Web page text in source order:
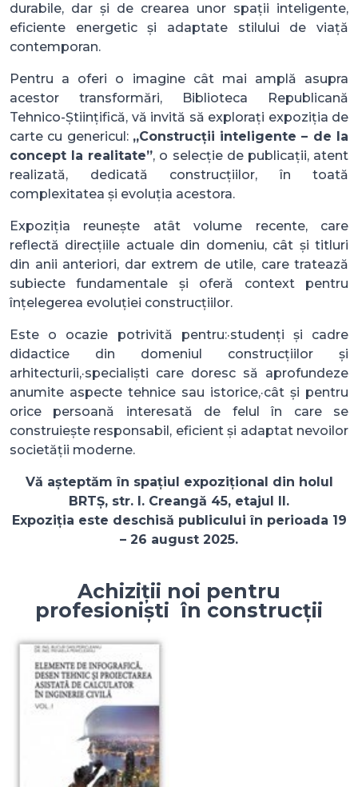
durabile, dar și de crearea unor spații inteligente,
eficiente energetic și adaptate stilului de viață
contemporan.
Pentru a oferi o imagine cât mai amplă asupra
acestor transformări, Biblioteca Republicană
Tehnico-Științifică, vă invită să explorați expoziția de
carte cu genericul: „Construcții inteligente – de la
concept la realitate”, o selecție de publicații, atent
realizată, dedicată construcțiilor, în toată
complexitatea și evoluția acestora.
Expoziția reunește atât volume recente, care
reflectă direcțiile actuale din domeniu, cât și titluri
din anii anteriori, dar extrem de utile, care tratează
subiecte fundamentale și oferă context pentru
înțelegerea evoluției construcțiilor.
Este o ocazie potrivită pentru:·studenți și cadre
didactice din domeniul construcțiilor și
arhitecturii,·specialiști care doresc să aprofundeze
anumite aspecte tehnice sau istorice,·cât și pentru
orice persoană interesată de felul în care se
construiește responsabil, eficient și adaptat nevoilor
societății moderne.
Vă așteptăm în spațiul expozițional din holul
BRTȘ, str. I. Creangă 45, etajul II.
Expoziția este deschisă publicului în perioada 19
– 26 august 2025.
Achiziții noi pentru
profesioniști în construcții